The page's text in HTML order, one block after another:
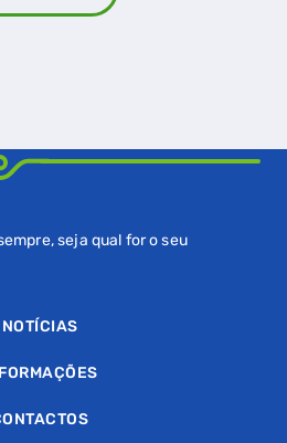
seja qual for o seu
NOTÍCIAS